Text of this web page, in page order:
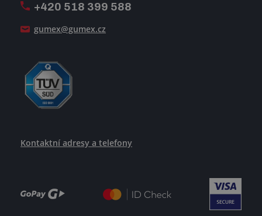
+420 518 399 588
gumex@gumex.cz
Kontaktní adresy a telefony